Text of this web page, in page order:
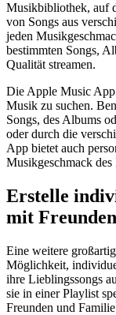
Musikbibliothek, auf
von Songs aus
jeden
bestimmten Songs,
Qualität streamen.
Die Apple Music App
Musik zu suchen.
Songs, des Albums
oder durch die
App bietet auch
Musikgeschmack des
Erstelle
mit Freunden
Eine weitere
Möglichkeit,
ihre Lieblingssongs
sie in einer Playlist
Freunden und